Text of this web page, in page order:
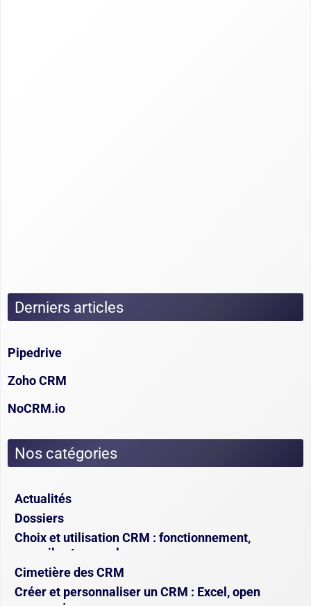
Derniers articles
Pipedrive
Zoho CRM
NoCRM.io
Nos catégories
Actualités
Dossiers
Choix et utilisation CRM : fonctionnement,
conseils et exemples
Cimetière des CRM
Créer et personnaliser un CRM : Excel, open